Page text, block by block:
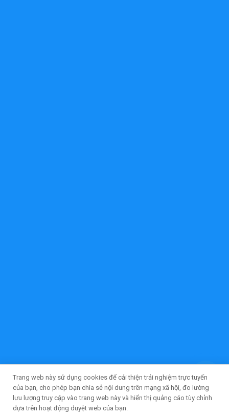
Trang web này sử dụng cookies để cải thiện trải nghiệm trực tuyến
của bạn, cho phép bạn chia sẻ nội dung trên mạng xã hội, đo lường
lưu lượng truy cập vào trang web này và hiển thị quảng cáo tùy chỉnh
dựa trên hoạt động duyệt web của bạn.